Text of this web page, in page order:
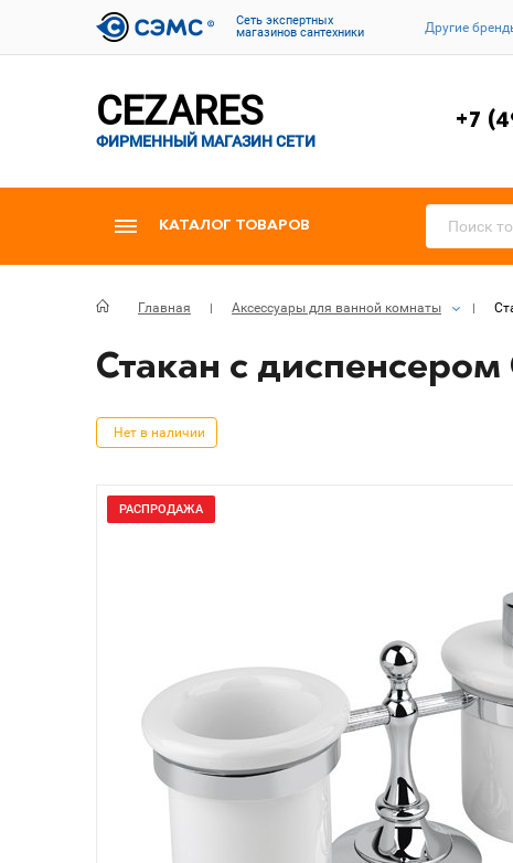
Cеть экспертных
магазинов сантехники
Другие
CEZARES
ФИРМЕННЫЙ МАГАЗИН СЕТИ
+7
КАТАЛОГ ТОВАРОВ
Главная Аксессуары для ванной комнаты
Стакан с диспенсером
Нет в наличии
РАСПРОДАЖА